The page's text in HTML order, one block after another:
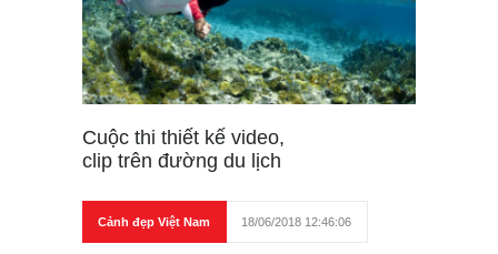
Cuộc thi thiết kế video,
clip trên đường du lịch
Cảnh đẹp Việt Nam 18/06/2018 12:46:06